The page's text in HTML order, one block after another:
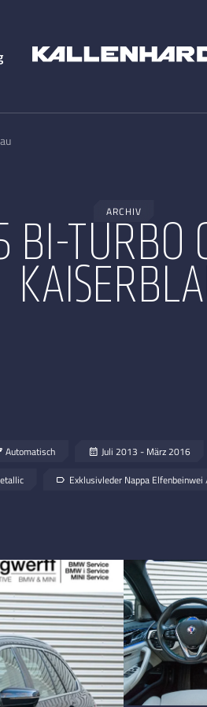
ARCHIV
TURBO
Automatisch Juli 2013 - März 2016
Exklusivleder Nappa